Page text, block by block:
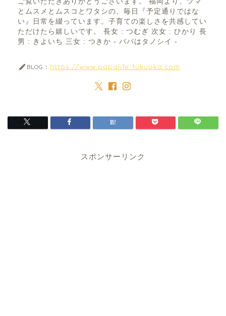
とムスメとムスコとワタシの、毎日『予定通りではな
い』日常を綴っています。子育ての楽しさを共感してい
ただけたら嬉しいです。 長女 : つむぎ 次女 : ひかり 長
男 : きよいち 三女 : つきか - パパはタノシイ -
BLOG： https://www.papalife-fukuoka.com
スポンサーリンク